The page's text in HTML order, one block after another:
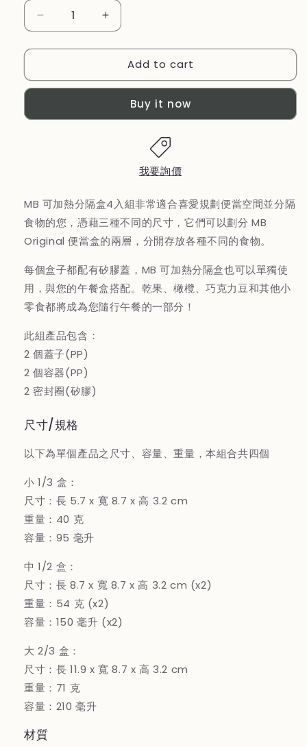
Decrease
quantity
for
國
【MONBENTO】
盒
4
入
(S+L+
2XM)-
沉
灰
Increase
quantity
for
國
【MONBENTO】
盒
4
入
(S+L+
2XM)-
沉
Add to cart
Buy it now
我要詢價
MB 可加熱分隔盒4入組非常適合喜愛規劃便當空間並分隔
食物的您，憑藉三種不同的尺寸，它們可以劃分 MB
Original 便當盒的兩層，分開存放各種不同的食物。
每個盒子都配有矽膠蓋，MB 可加熱分隔盒也可以單獨使
用，與您的午餐盒搭配。乾果、橄欖、巧克力豆和其他小
零食都將成為您隨行午餐的一部分！
此組產品包含：
2 個蓋子(PP)
2 個容器(PP)
2 密封圈(矽膠)
尺寸/規格
以下為單個產品之尺寸、容量、重量，本組合共四個
小 1/3 盒：
尺寸：長 5.7 x 寬 8.7 x 高 3.2 cm
重量：40 克
容量：95 毫升
中 1/2 盒：
尺寸：長 8.7 x 寬 8.7 x 高 3.2 cm (x2)
重量：54 克 (x2)
容量：150 毫升 (x2)
大 2/3 盒：
尺寸：長 11.9 x 寬 8.7 x 高 3.2 cm
重量：71 克
容量：210 毫升
材質